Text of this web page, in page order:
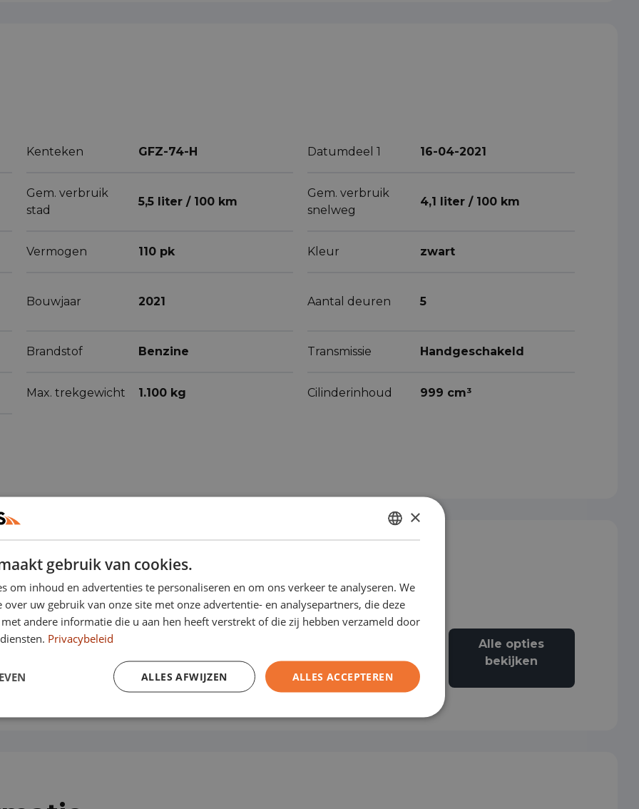
Kenteken GFZ-74-H Datumdeel 1 16-04-2021
Gem. verbruik
stad
5,5 liter / 100 km
Gem. verbruik
snelweg
4,1 liter / 100 km
Vermogen 110 pk Kleur zwart
Bouwjaar 2021 Aantal deuren 5
Brandstof Benzine Transmissie Handgeschakeld
Max. trekgewicht 1.100 kg Cilinderinhoud 999 cm³
(60)
Airbag bestuurder Airbag passagier Airconditioning
Alle opties
bekijken
DUTCH
GERMAN
×
gebruik van cookies.
om inhoud en advertenties te personaliseren en om ons verkeer te analyseren. We
uw gebruik van onze site met onze advertentie- en analysepartners, die deze
andere informatie die u aan hen heeft verstrekt of die zij hebben verzameld door
Privacybeleid
ALLES ACCEPTEREN
ALLES AFWIJZEN